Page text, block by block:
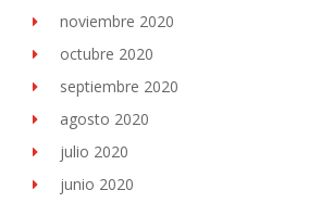
noviembre 2020
octubre 2020
septiembre 2020
agosto 2020
julio 2020
junio 2020